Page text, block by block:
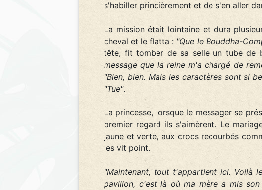
s'habiller princièrement et de s'en aller
La mission était lointaine et dura
cheval et le flatta : "Que le Bouddha-
tête, fit tomber de sa selle un tube de
message que la reine m'a chargé de
"Bien, bien. Mais les caractères sont si
"Tue".
La princesse, lorsque le messager se
premier regard ils s'aimèrent. Le
jaune et verte, aux crocs recourbés
les vit point.
"Maintenant, tout t'appartient ici. Voilà
pavillon, c'est là où ma mère a mis